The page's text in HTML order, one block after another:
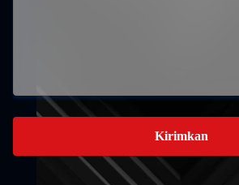
Kirimkan